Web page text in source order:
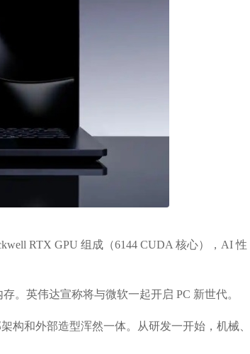
RTX GPU 组成（6144 CUDA 核心），AI 性
英伟达宣称将与微软一起开启 PC 新世代。
和外部造型浑然一体。从研发一开始，机械、